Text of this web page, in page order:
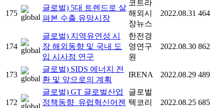
175
글로벌) 5대 트렌드로 살
펴본 수출 유망시장
코트라
해외시
장뉴스
2022.08.31 464
174
글로벌) 지역유연성 시
장 해외동향 및 국내 도
입 시사점 연구
한전경
영연구
원
2022.08.30 862
173
글로벌) SIDS 에너지 전
환 및 앞으로의 계획
IRENA 2022.08.29 489
172
글로벌) GT 글로벌산업
정책동향_유럽혁신어젠
글로벌
텍코리
2022.08.25 685